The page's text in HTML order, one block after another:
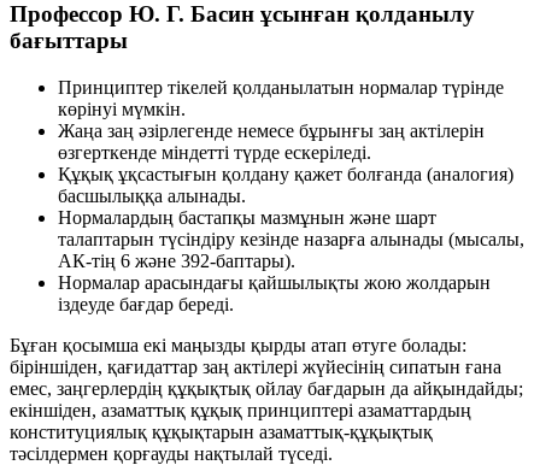
Профессор Ю. Г. Басин ұсынған қолданылу
бағыттары
Принциптер тікелей қолданылатын нормалар түрінде
көрінуі мүмкін.
Жаңа заң әзірлегенде немесе бұрынғы заң актілерін
өзгерткенде міндетті түрде ескеріледі.
Құқық ұқсастығын қолдану қажет болғанда (аналогия)
басшылыққа алынады.
Нормалардың бастапқы мазмұнын және шарт
талаптарын түсіндіру кезінде назарға алынады (мысалы,
АК-тің 6 және 392-баптары).
Нормалар арасындағы қайшылықты жою жолдарын
іздеуде бағдар береді.
Бұған қосымша екі маңызды қырды атап өтуге болады:
біріншіден, қағидаттар заң актілері жүйесінің сипатын ғана
емес, заңгерлердің құқықтық ойлау бағдарын да айқындайды;
екіншіден, азаматтық құқық принциптері азаматтардың
конституциялық құқықтарын азаматтық-құқықтық
тәсілдермен қорғауды нақтылай түседі.